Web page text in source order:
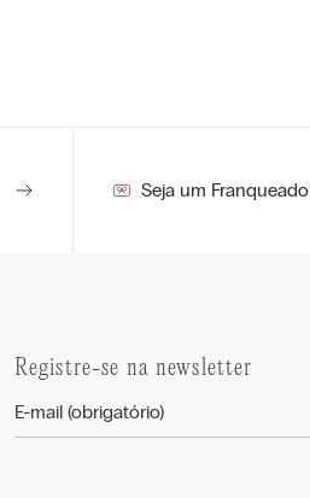
Seja um Franqueado
Registre-se na newsletter